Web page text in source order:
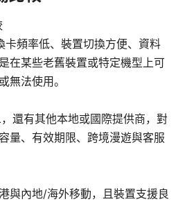
卡頻率低、裝置切換方便、資料
在某些老舊裝置或特定機型上可
無法使用。
還有其他本地或國際提供商，對
量、有效期限、跨境漫遊與客服
與內地/海外移動，且裝置支援良